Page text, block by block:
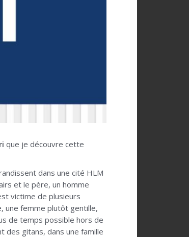
que je découvre cette
dans une cité HLM
et le père, un homme
victime de plusieurs
une femme plutôt gentille,
de temps possible hors de
des gitans, dans une famille